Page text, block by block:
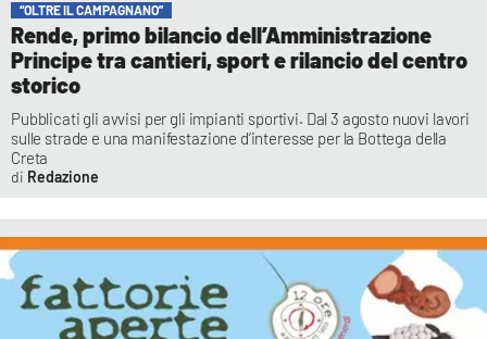
“OLTRE IL CAMPAGNANO”
Rende, primo bilancio dell’Amministrazione
Principe tra cantieri, sport e rilancio del centro
storico
Pubblicati gli avvisi per gli impianti sportivi. Dal 3 agosto nuovi lavori
sulle strade e una manifestazione d’interesse per la Bottega della
Creta
Redazione